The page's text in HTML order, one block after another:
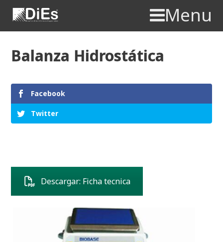
Menu
Balanza Hidrostática
Facebook
Twitter
Descargar: Ficha tecnica